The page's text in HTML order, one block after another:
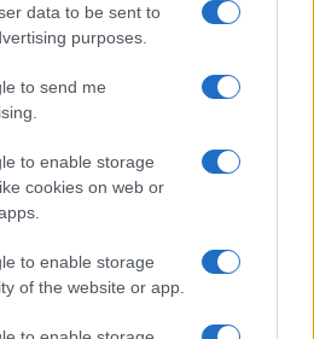
data to be sent to
purposes.
to send me
to enable storage
cookies on web or
to enable storage
of the website or app.